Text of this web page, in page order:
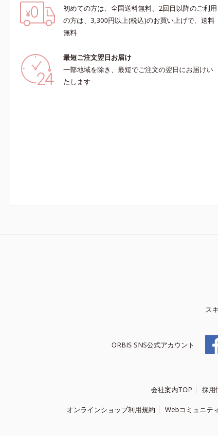
初めての方は、全国送料無料、2回目以降のご利用
の方は、3,300円以上(税込)のお買い上げで、送料
無料
最短ご注文翌日お届け
一部地域を除き、最短でご注文の翌日にお届けい
たします
ス
ORBIS SNS公式アカウント
会社案内TOP 採用
オンラインショップ利用規約 Webコミュニテ